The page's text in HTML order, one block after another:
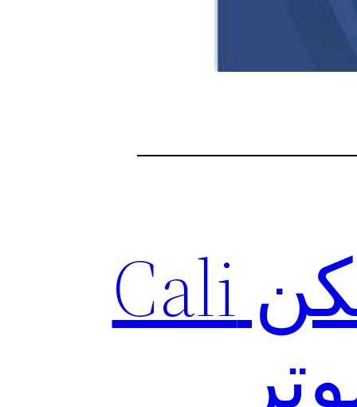
لینک دانلود فیلتر شکن Cali